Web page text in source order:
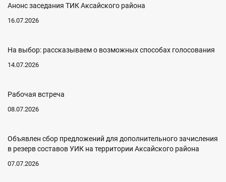
Анонс заседания ТИК Аксайского района
16.07.2026
На выбор: рассказываем о возможных способах голосования
14.07.2026
Рабочая встреча
08.07.2026
Объявлен сбор предложений для дополнительного зачисления
в резерв составов УИК на территории Аксайского района
07.07.2026